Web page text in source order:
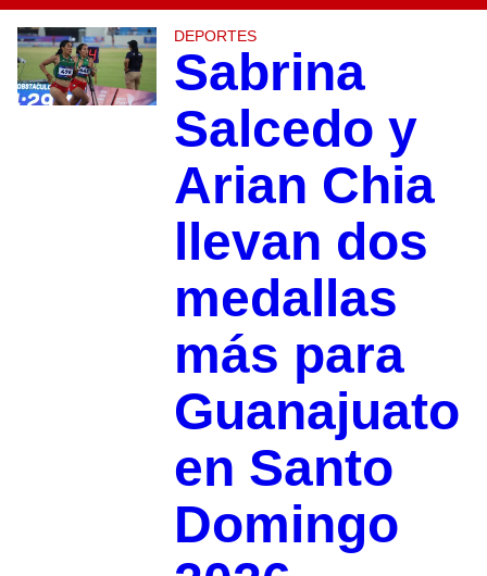
DEPORTES
Sabrina
Salcedo y
Arian Chia
llevan dos
medallas
más para
Guanajuato
en Santo
Domingo